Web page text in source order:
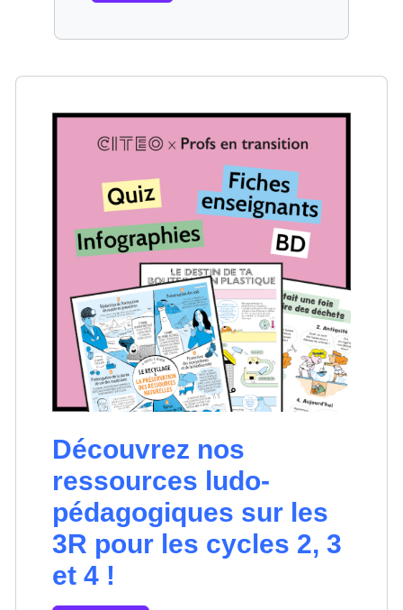
Découvrez nos
ressources ludo-
pédagogiques sur les
3R pour les cycles 2, 3
et 4 !